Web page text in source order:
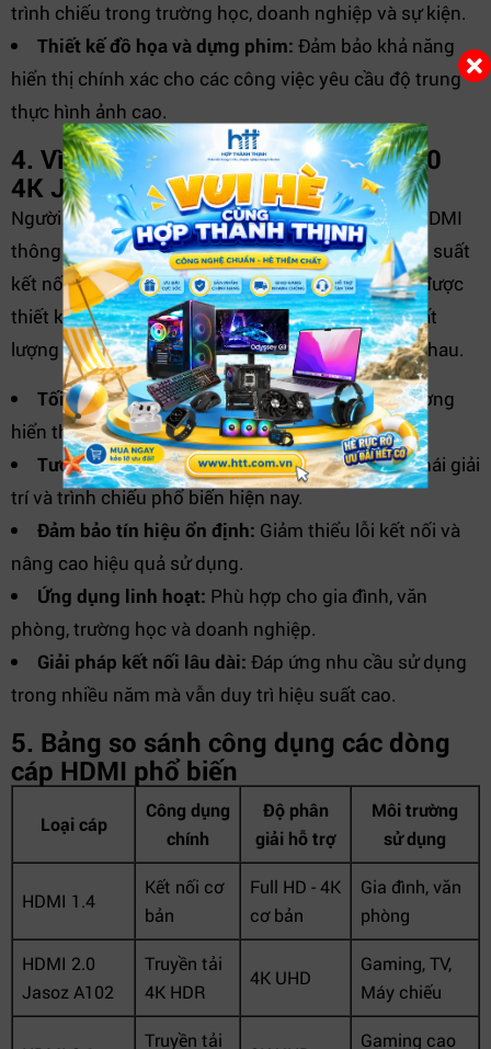
trình chiếu trong trường học, doanh nghiệp và sự kiện.
Thiết kế đồ họa và dựng phim: Đảm bảo khả năng
hiển thị chính xác cho các công việc yêu cầu độ trung
thực hình ảnh cao.
4. Vì sao nên lựa chọn cáp HDMI 2.0
4K Jasoz T-A108?
Người dùng hiện nay không chỉ cần một sợi cáp HDMI
thông thường mà còn cần giải pháp đảm bảo hiệu suất
kết nối lâu dài.Cáp HDMI 2.0 Jasoz A102 Seriesđược
thiết kế để đáp ứng nhu cầu truyền tải tín hiệu chất
lượng cao trong nhiều môi trường sử dụng khác nhau.
Tối ưu trải nghiệm 4K:Khai thác tối đa chất lượng
hiển thị của TV và màn hình hiện đại.
Tương thích đa thiết bị:Hỗ trợ nhiều hệ sinh thái giải
trí và trình chiếu phổ biến hiện nay.
Đảm bảo tín hiệu ổn định: Giảm thiểu lỗi kết nối và
nâng cao hiệu quả sử dụng.
Ứng dụng linh hoạt: Phù hợp cho gia đình, văn
phòng, trường học và doanh nghiệp.
Giải pháp kết nối lâu dài: Đáp ứng nhu cầu sử dụng
trong nhiều năm mà vẫn duy trì hiệu suất cao.
5. Bảng so sánh công dụng các dòng
cáp HDMI phổ biến
Loại cáp
Công dụng
chính
Độ phân
giải hỗ trợ
Môi trường
sử dụng
HDMI 1.4
Kết nối cơ
bản
Full HD - 4K
cơ bản
Gia đình, văn
phòng
HDMI 2.0
Jasoz A102
Truyền tải
4K HDR
4K UHD
Gaming, TV,
Máy chiếu
Truyền tải
Gaming cao